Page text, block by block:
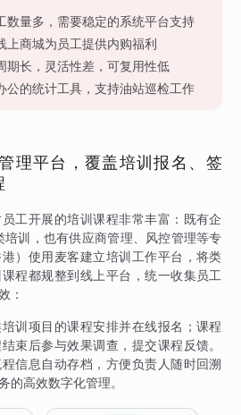
数量多，需要稳定的系统平台支持
上商城为员工提供内购福利
期长，灵活性差，可复用性低
公的统计工具，支持油站巡检工作
理平台，覆盖培训报名、签
工开展的培训课程非常丰富：既有企
训，也有供应商管理、风控管理等专
）使用麦客建立培训工作平台，将类
程都规整到线上平台，统一收集员工
：
训项目的课程安排并在线报名；课程
束后参与效果调查，提交课程反馈。
信息自动存档，方便负责人随时回溯
的高效数字化管理。